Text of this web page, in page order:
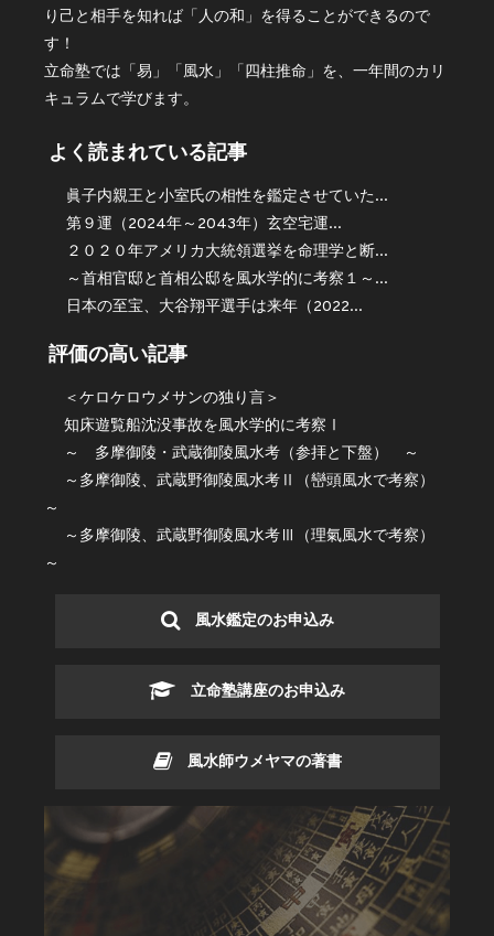
り己と相手を知れば「人の和」を得ることができるので
す！
立命塾では「易」「風水」「四柱推命」を、一年間のカリ
キュラムで学びます。
よく読まれている記事
眞子内親王と小室氏の相性を鑑定させていた...
第９運（2024年～2043年）玄空宅運...
２０２０年アメリカ大統領選挙を命理学と断...
～首相官邸と首相公邸を風水学的に考察１～...
日本の至宝、大谷翔平選手は来年（2022...
評価の高い記事
＜ケロケロウメサンの独り言＞
知床遊覧船沈没事故を風水学的に考察Ⅰ
～ 多摩御陵・武蔵御陵風水考（参拝と下盤） ～
～多摩御陵、武蔵野御陵風水考Ⅱ（巒頭風水で考察）
～
～多摩御陵、武蔵野御陵風水考Ⅲ（理氣風水で考察）
～
風水鑑定のお申込み
立命塾講座のお申込み
風水師ウメヤマの著書